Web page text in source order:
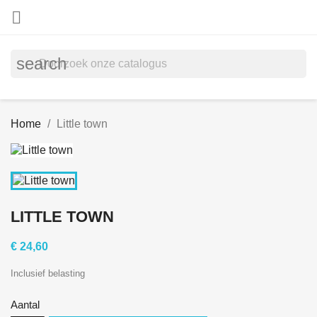

search
Home Little town
LITTLE TOWN
€ 24,60
Inclusief belasting
Aantal